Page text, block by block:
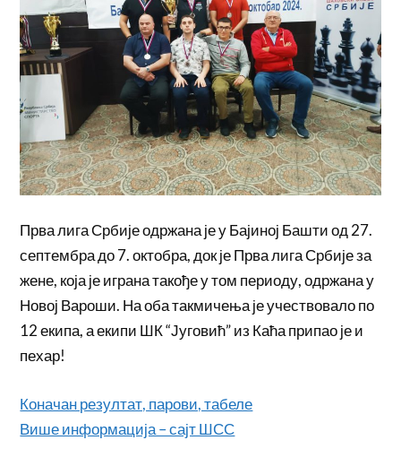
Прва лига Србије одржана је у Бајиној Башти од 27.
септембра до 7. октобра, док је Прва лига Србије за
жене, која је играна такође у том периоду, одржана у
Новој Вароши. На оба такмичења је учествовало по
12 екипа, а екипи ШК “Југовић” из Каћа припао је и
пехар!
Коначан резултат, парови, табеле
Више информација – сајт ШСС